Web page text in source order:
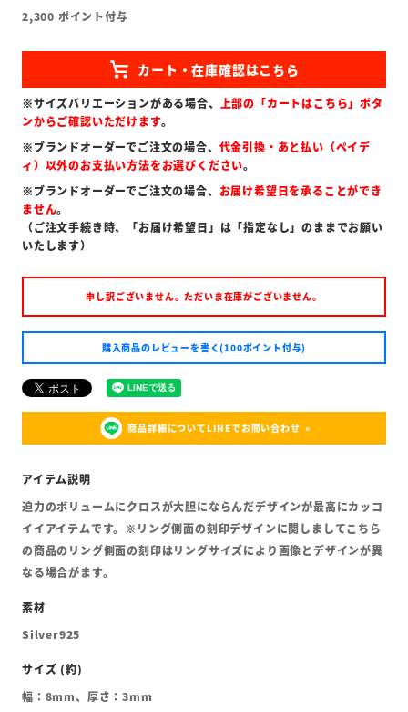
2,300 ポイント付与
※サイズバリエーションがある場合、 上部の「カートはこちら」ボタ
ンからご確認いただけます。
※ブランドオーダーでご注文の場合、 代金引換・あと払い（ペイデ
ィ）以外のお支払い方法をお選びください。
※ブランドオーダーでご注文の場合、 お届け希望日を承ることができ
ません。
（ご注文手続き時、「お届け希望日」は「指定なし」のままでお願い
いたします）
申し訳ございません。ただいま在庫がございません。
購入商品のレビューを書く(100ポイント付与)
商品詳細についてLINEでお問い合わせ
迫力のボリュームにクロスが大胆にならんだデザインが最高にカッコ
イイアイテムです。※リング側面の刻印デザインに関しましてこちら
の商品のリング側面の刻印はリングサイズにより画像とデザインが異
なる場合がます。
Silver925
幅：8mm、厚さ：3mm